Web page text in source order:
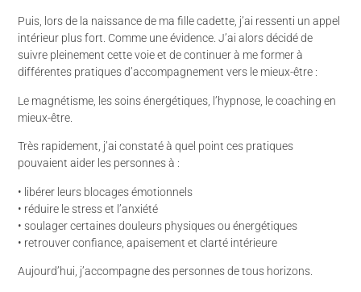
Puis, lors de la naissance de ma fille cadette, j’ai ressenti un appel
intérieur plus fort. Comme une évidence. J’ai alors décidé de
suivre pleinement cette voie et de continuer à me former à
différentes pratiques d’accompagnement vers le mieux-être :
Le magnétisme, les soins énergétiques, l’hypnose, le coaching en
mieux-être.
Très rapidement, j’ai constaté à quel point ces pratiques
pouvaient aider les personnes à :
• libérer leurs blocages émotionnels
• réduire le stress et l’anxiété
• soulager certaines douleurs physiques ou énergétiques
• retrouver confiance, apaisement et clarté intérieure
Aujourd’hui, j’accompagne des personnes de tous horizons.